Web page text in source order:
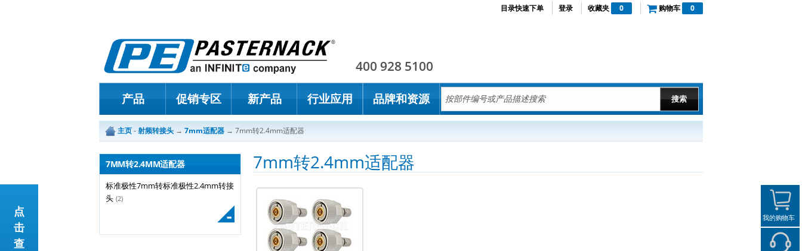
目录快速下单 登录 收藏夹 0 购物车 0
400 928 5100
产品 促销专区 新产品 行业应用 品牌和资源
主页-射频转接头 → 7mm适配器 → 7mm转2.4mm适配器
7MM转2.4MM适配器
标准极性7mm转标准极性2.4mm转接
头 (2)
7mm转2.4mm适配器
点
击
查
我的购物车